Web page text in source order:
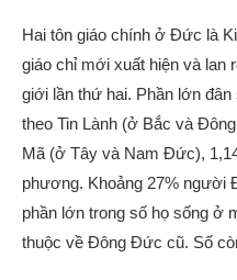
Hai tôn giáo chính ở Đức là
giáo chỉ mới xuất hiện và lan
giới lần thứ hai. Phần lớn
theo Tin Lành (ở Bắc và
Mã (ở Tây và Nam Đức),
phương. Khoảng 27% người
phần lớn trong số họ sống ở
thuộc về Đông Đức cũ. Số